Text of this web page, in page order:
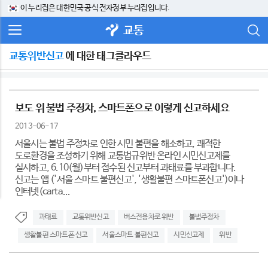
이 누리집은 대한민국 공식 전자정부 누리집입니다.
교통
교통위반신고에 대한 태그클라우드
보도 위 불법 주정차, 스마트폰으로 이렇게 신고하세요
2013-06-17
서울시는 불법 주정차로 인한 시민 불편을 해소하고, 쾌적한
도로환경을 조성하기 위해 교통법규위반 온라인 시민신고제를
실시하고, 6.10(월)부터 접수된 신고부터 과태료를 부과합니다.
신고는 앱 ('서울 스마트 불편신고', '생활불편 스마트폰신고')이나
인터넷(carta...
과태료 교통위반신고 버스전용차로 위반 불법주정차
생활불편 스마트폰 신고 서울스마트 불편신고 시민신고제 위반